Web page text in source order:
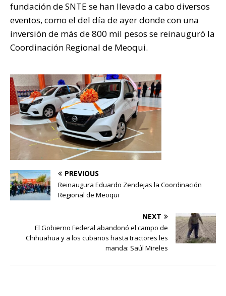
fundación de SNTE se han llevado a cabo diversos
eventos, como el del día de ayer donde con una
inversión de más de 800 mil pesos se reinauguró la
Coordinación Regional de Meoqui.
PREVIOUS
Reinaugura Eduardo Zendejas la Coordinación
Regional de Meoqui
NEXT
El Gobierno Federal abandonó el campo de
Chihuahua y a los cubanos hasta tractores les
manda: Saúl Mireles